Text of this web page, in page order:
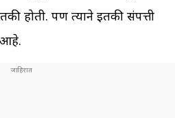
होती. पण त्याने इतकी संपत्ती
आहे.